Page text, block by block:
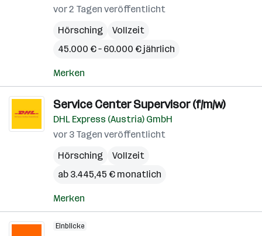
vor 2 Tagen veröffentlicht
Hörsching
Vollzeit
45.000 € – 60.000 € jährlich
Merken
Service Center Supervisor (f/m/w)
DHL Express (Austria) GmbH
vor 3 Tagen veröffentlicht
Hörsching
Vollzeit
ab 3.445,45 € monatlich
Merken
Einblicke